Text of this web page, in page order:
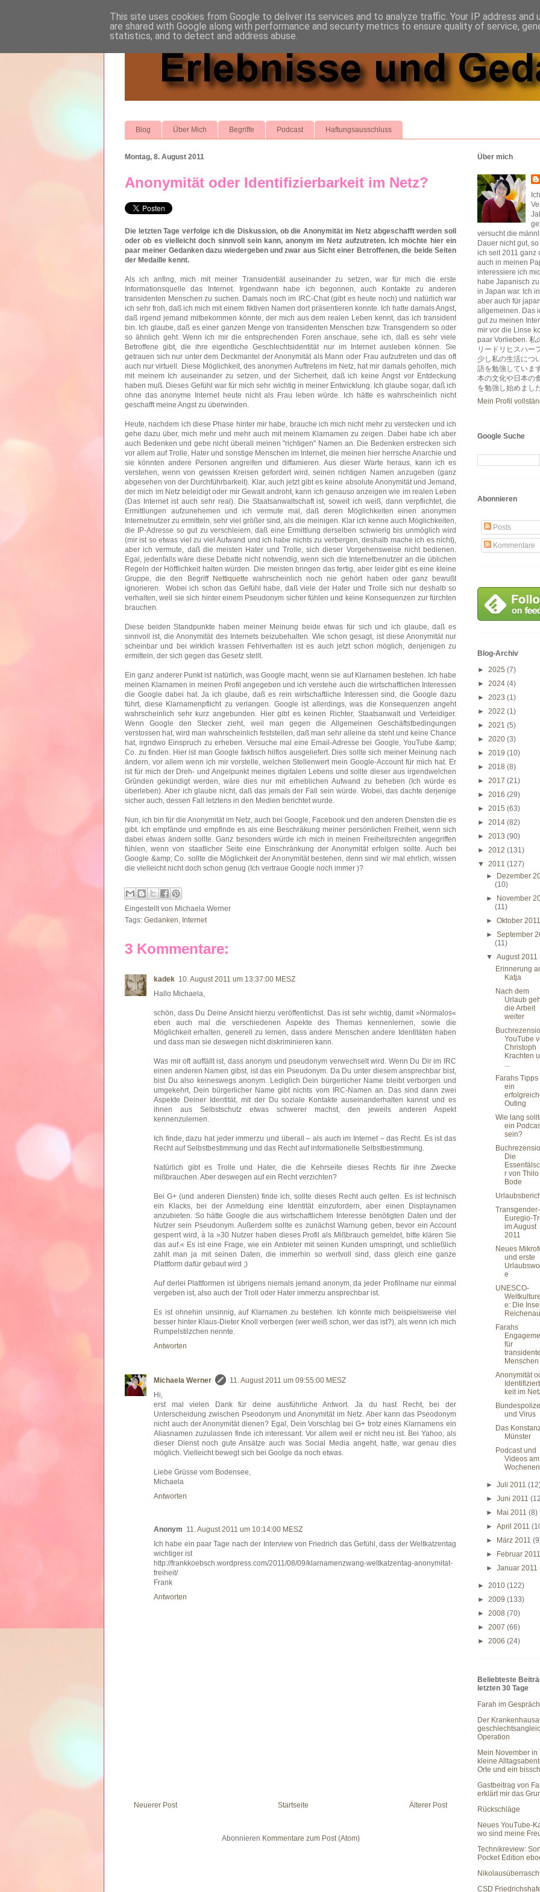
Blog Über Mich Begriffe Podcast Haftungsausschluss
Montag, 8. August 2011
Anonymität oder Identifizierbarkeit im Netz?
Die letzten Tage verfolge ich die Diskussion, ob die Anonymität im Netz abgeschafft werden soll
oder ob es vielleicht doch sinnvoll sein kann, anonym im Netz aufzutreten. Ich möchte hier ein
paar meiner Gedanken dazu wiedergeben und zwar aus Sicht einer Betroffenen, die beide Seiten
der Medaille kennt.
Als ich anfing, mich mit meiner Transidentiät auseinander zu setzen, war für mich die erste
Informationsquelle das Internet. Irgendwann habe ich begonnen, auch Kontakte zu anderen
transidenten Menschen zu suchen. Damals noch im IRC-Chat (gibt es heute noch) und natürlich war
ich sehr froh, daß ich mich mit einem fiktiven Namen dort präsentieren konnte. Ich hatte damals Angst,
daß irgend jemand mitbekommen könnte, der mich aus dem realen Leben kennt, das ich transident
bin. Ich glaube, daß es einer ganzen Menge von transidenten Menschen bzw. Transgendern so oder
so ähnlich geht. Wenn ich mir die entsprechenden Foren anschaue, sehe ich, daß es sehr viele
Betroffene gibt, die ihre eigentliche Geschlechtsidentität nur im Internet ausleben können. Sie
getrauen sich nur unter dem Deckmantel der Anonymität als Mann oder Frau aufzutreten und das oft
auch nur virtuell. Diese Möglichkeit, des anonymen Auftretens im Netz, hat mir damals geholfen, mich
mit meinem Ich auseinander zu setzen, und der Sicherheit, daß ich keine Angst vor Entdeckung
haben muß. Dieses Gefühl war für mich sehr wichtig in meiner Entwicklung. Ich glaube sogar, daß ich
ohne das anonyme Internet heute nicht als Frau leben würde. Ich hätte es wahrscheinlich nicht
geschafft meine Angst zu überwinden.
Heute, nachdem ich diese Phase hinter mir habe, brauche ich mich nicht mehr zu verstecken und ich
gehe dazu über, mich mehr und mehr auch mit meinem Klarnamen zu zeigen. Dabei habe ich aber
auch Bedenken und gebe nicht überall meinen "richtigen" Namen an. Die Bedenken erstrecken sich
vor allem auf Trolle, Hater und sonstige Menschen im Internet, die meinen hier herrsche Anarchie und
sie könnten andere Personen angreifen und diffamieren. Aus dieser Warte heraus, kann ich es
verstehen, wenn von gewissen Kreisen gefordert wird, seinen richtigen Namen anzugeben (ganz
abgesehen von der Durchführbarkeit). Klar, auch jetzt gibt es keine absolute Anonymität und Jemand,
der mich im Netz beleidigt oder mir Gewalt androht, kann ich genauso anzeigen wie im realen Leben
(Das Internet ist auch sehr real). Die Staatsanwaltschaft ist, soweit ich weiß, dann verpflichtet, die
Ermittlungen aufzunehemen und ich vermute mal, daß deren Möglichkeiten einen anonymen
Internetnutzer zu ermitteln, sehr viel größer sind, als die meinigen. Klar ich kenne auch Möglichkeiten,
die IP-Adresse so gut zu verschleiern, daß eine Ermittlung derselben schwierig bis unmöglich wird
(mir ist so etwas viel zu viel Aufwand und ich habe nichts zu verbergen, deshalb mache ich es nicht),
aber ich vermute, daß die meisten Hater und Trolle, sich dieser Vorgehensweise nicht bedienen.
Egal, jedenfalls wäre diese Debatte nicht notwendig, wenn sich die Internetbenutzer an die üblichen
Regeln der Höfflichkeit halten würden. Die meisten bringen das fertig, aber leider gibt es eine kleine
Gruppe, die den Begriff Nettiquette wahrscheinlich noch nie gehört haben oder ganz bewußt
ignorieren. Wobei ich schon das Gefühl habe, daß viele der Hater und Trolle sich nur deshalb so
verhalten, weil sie sich hinter einem Pseudonym sicher fühlen und keine Konsequenzen zur fürchten
brauchen.
Diese beiden Standpunkte haben meiner Meinung beide etwas für sich und ich glaube, daß es
sinnvoll ist, die Anonymität des Internets beizubehalten. Wie schon gesagt, ist diese Anonymität nur
scheinbar und bei wirklich krassen Fehlverhalten ist es auch jetzt schon möglich, denjenigen zu
ermitteln, der sich gegen das Gesetz stellt.
Ein ganz anderer Punkt ist natürlich, was Google macht, wenn sie auf Klarnamen bestehen. Ich habe
meinen Klarnamen in meinen Profil angegeben und ich verstehe auch die wirtschaftlichen Interessen
die Google dabei hat. Ja ich glaube, daß es rein wirtschaftliche Interessen sind, die Google dazu
führt, diese Klarnamenpflicht zu verlangen. Google ist allerdings, was die Konsequenzen angeht
wahrscheinlich sehr kurz angebunden. Hier gibt es keinen Richter, Staatsanwalt und Verteidiger.
Wenn Google den Stecker zieht, weil man gegen die Allgemeinen Geschäftstbedingungen
verstossen hat, wird man wahrscheinlich feststellen, daß man sehr alleine da steht und keine Chance
hat, irgndwo Einspruch zu erheben. Versuche mal eine Email-Adresse bei Google, YouTube &amp;
Co. zu finden. Hier ist man Google faktisch hilflos ausgeliefert. Dies sollte sich meiner Meinung nach
ändern, vor allem wenn ich mir vorstelle, welchen Stellenwert mein Google-Account für mich hat. Er
ist für mich der Dreh- und Angelpunkt meines digitalen Lebens und sollte dieser aus irgendwelchen
Gründen gekündigt werden, wäre dies nur mit erheblichen Aufwand zu beheben (Ich würde es
überleben). Aber ich glaube nicht, daß das jemals der Fall sein würde. Wobei, das dachte derjenige
sicher auch, dessen Fall letztens in den Medien berichtet wurde.
Nun, ich bin für die Anonymität im Netz, auch bei Google, Facebook und den anderen Diensten die es
gibt. Ich empfände und empfinde es als eine Beschräkung meiner persönlichen Freiheit, wenn sich
dabei etwas ändern sollte. Ganz besonders würde ich mich in meinen Freiheitsrechten angegriffen
fühlen, wenn von staatlicher Seite eine Einschränkung der Anonymität erfolgen sollte. Auch bei
Google &amp; Co. sollte die Möglichkeit der Anonymität bestehen, denn sind wir mal ehrlich, wissen
die vielleicht nicht doch schon genug (Ich vertraue Google noch immer )?
Eingestellt von Michaela Werner
Tags: Gedanken Internet
3 Kommentare:
kadek 10. August 2011 um 13:37:00 MESZ
Hallo Michaela,
schön, dass Du Deine Ansicht hierzu veröffentlichst. Das ist sehr wichtig, damit »Normalos«
eben auch mal die verschiedenen Aspekte des Themas kennenlernen, sowie die
Möglichkeit erhalten, generell zu lernen, dass andere Menschen andere Identitäten haben
und dass man sie deswegen nicht diskriminieren kann.
Was mir oft auffällt ist, dass anonym und pseudonym verwechselt wird. Wenn Du Dir im IRC
einen anderen Namen gibst, ist das ein Pseudonym. Da Du unter diesem ansprechbar bist,
bist Du also keineswegs anonym. Lediglich Dein bürgerlicher Name bleibt verborgen und
umgekehrt, Dein bürgerlicher Name gibt nichts vom IRC-Namen an. Das sind dann zwei
Aspekte Deiner Identität, mit der Du soziale Kontakte auseinanderhalten kannst und es
ihnen aus Selbstschutz etwas schwerer machst, den jeweils anderen Aspekt
kennenzulernen.
Ich finde, dazu hat jeder immerzu und überall – als auch im Internet – das Recht. Es ist das
Recht auf Selbstbestimmung und das Recht auf informationelle Selbstbestimmung.
Natürlich gibt es Trolle und Hater, die die Kehrseite dieses Rechts für ihre Zwecke
mißbrauchen. Aber deswegen auf ein Recht verzichten?
Bei G+ (und anderen Diensten) finde ich, sollte dieses Recht auch gelten. Es ist technisch
ein Klacks, bei der Anmeldung eine Identität einzufordern, aber einen Displaynamen
anzubieten. So hätte Google die aus wirtschaftlichem Interesse benötigten Daten und der
Nutzer sein Pseudonym. Außerdem sollte es zunächst Warnung geben, bevor ein Account
gesperrt wird, à la »30 Nutzer haben dieses Profil als Mißbrauch gemeldet, bitte klären Sie
das auf.« Es ist eine Frage, wie ein Anbieter mit seinen Kunden umspringt, und schließlich
zahlt man ja mit seinen Daten, die immerhin so wertvoll sind, dass gleich eine ganze
Plattform dafür gebaut wird ;)
Auf derlei Plattformen ist übrigens niemals jemand anonym, da jeder Profilname nur einmal
vergeben ist, also auch der Troll oder Hater immerzu ansprechbar ist.
Es ist ohnehin unsinnig, auf Klarnamen zu bestehen. Ich könnte mich beispielsweise viel
besser hinter Klaus-Dieter Knoll verbergen (wer weiß schon, wer das ist?), als wenn ich mich
Rumpelstilzchen nennte.
Antworten
Michaela Werner
11. August 2011 um 09:55:00 MESZ
Hi,
erst mal vielen Dank für deine ausführliche Antwort. Ja du hast Recht, bei der
Unterscheidung zwischen Pseodonym und Anonymität im Netz. Aber kann das Pseodonym
nicht auch der Anonymität dienen? Egal, Dein Vorschlag bei G+ trotz eines Klarnamens ein
Aliasnamen zuzulassen finde ich interessant. Vor allem weil er nicht neu ist. Bei Yahoo, als
dieser Dienst noch gute Ansätze auch was Social Media angeht, hatte, war genau dies
möglich. Vielleicht bewegt sich bei Goolge da noch etwas.
Liebe Grüsse vom Bodensee,
Michaela
Antworten
Anonym 11. August 2011 um 10:14:00 MESZ
Ich habe ein paar Tage nach der Interview von Friedrich das Gefühl, dass der Weltkatzentag
wichtiger ist
http://frankkoebsch.wordpress.com/2011/08/09/klarnamenzwang-weltkatzentag-anonymitat-
freiheit/
Frank
Antworten
Neuerer Post Älterer Post
Startseite
Abonnieren Kommentare zum Post (Atom)
Über mich
versucht die
Dauer nicht gut,
ich seit 2011 ganz
auch in meinen
interessiere ich
habe Japanisch
in Japan war. Ich
aber auch für
allgemeinen. Das
gut zu meinen
mir vor die Linse
paar Vorlieben. 私
リードリヒスハー
少し私の生活につ
語を勉強していま
本の文化や日本の
を勉強し始めました
Mein Profil
Google Suche
Abonnieren
Posts
Kommentare
Blog-Archiv
► 2025 (7)
► 2024 (4)
► 2023 (1)
► 2022 (1)
► 2021 (5)
► 2020 (3)
► 2019 (10)
► 2018 (8)
► 2017 (21)
► 2016 (29)
► 2015 (63)
► 2014 (82)
► 2013 (90)
► 2012 (131)
▼ 2011 (127)
►
Dezember
(10)
►
November
(11)
►Oktober
►September
(11)
▼August 2011
Erinnerung
Katja
Nach dem
Urlaub
die Arbeit
weiter
YouTube
Christoph
Krachten
...
Farahs Tipps
ein
Outing
Wie lang
ein
sein?
Die
r von Thilo
Bode
Transgender-
Euregio-
im August
2011
Neues
und erste
e
UNESCO-
e: Die Insel
Reichenau
Farahs
für
transidente
Menschen
Anonymität
keit im
und Virus
Das
Münster
Podcast und
Videos am
►Juli 2011
►Juni 2011
►
Mai 2011(8)
►April 2011
►
März 2011
►
Februar
►Januar 2011
► 2010 (122)
► 2009 (133)
► 2008 (70)
► 2007 (66)
► 2006 (24)
Beliebteste
letzten 30 Tage
Farah im
Der
Operation
Mein November in
kleine
Orte und ein
Gastbeitrag von
erklärt mir das
Rückschläge
Neues YouTube-
wo sind meine
Technikreview:
Pocket Edition
CSD
This site uses cookies from Google to deliver its services and to analyze traffic. Your IP address and
are shared with Google along with performance and security metrics to ensure quality of service,
statistics, and to detect and address abuse.